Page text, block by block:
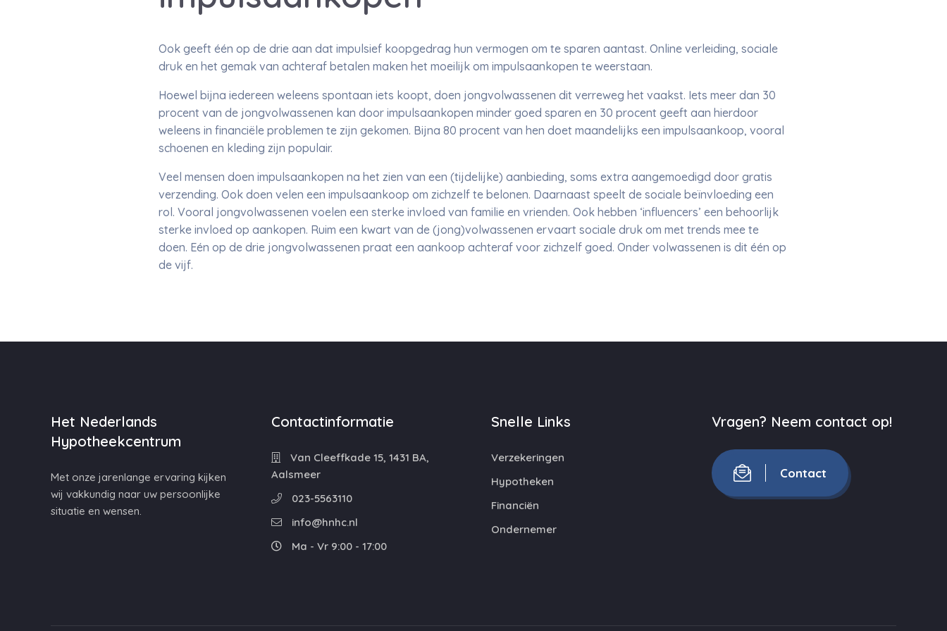
Ook geeft één op de drie aan dat impulsief koopgedrag hun vermogen om te sparen aantast. Online verleiding, sociale
druk en het gemak van achteraf betalen maken het moeilijk om impulsaankopen te weerstaan.
Hoewel bijna iedereen weleens spontaan iets koopt, doen jongvolwassenen dit verreweg het vaakst. Iets meer dan 30
procent van de jongvolwassenen kan door impulsaankopen minder goed sparen en 30 procent geeft aan hierdoor
weleens in financiële problemen te zijn gekomen. Bijna 80 procent van hen doet maandelijks een impulsaankoop, vooral
schoenen en kleding zijn populair.
Veel mensen doen impulsaankopen na het zien van een (tijdelijke) aanbieding, soms extra aangemoedigd door gratis
verzending. Ook doen velen een impulsaankoop om zichzelf te belonen. Daarnaast speelt de sociale beïnvloeding een
rol. Vooral jongvolwassenen voelen een sterke invloed van familie en vrienden. Ook hebben ‘influencers’ een behoorlijk
sterke invloed op aankopen. Ruim een kwart van de (jong)volwassenen ervaart sociale druk om met trends mee te
doen. Eén op de drie jongvolwassenen praat een aankoop achteraf voor zichzelf goed. Onder volwassenen is dit één op
de vijf.
Het Nederlands
Hypotheekcentrum
Met onze jarenlange ervaring kijken
wij vakkundig naar uw persoonlijke
situatie en wensen.
Contactinformatie
Van Cleeffkade 15, 1431 BA,
Aalsmeer
023-5563110
info@hnhc.nl
Ma - Vr 9:00 - 17:00
Snelle Links
Verzekeringen
Hypotheken
Financiën
Ondernemer
Vragen? Neem contact op!
Contact